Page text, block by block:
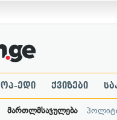
ოპ-ედი ქვიზები
მართლმსაჯულება